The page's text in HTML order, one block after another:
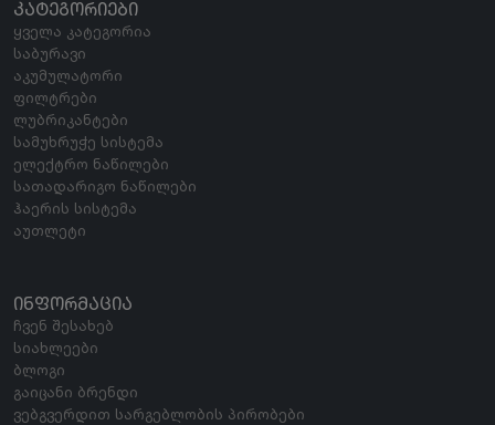
ᲙᲐᲢᲔᲒᲝᲠᲘᲔᲑᲘ
ყველა კატეგორია
საბურავი
აკუმულატორი
ფილტრები
ლუბრიკანტები
სამუხრუჭე სისტემა
ელექტრო ნაწილები
სათადარიგო ნაწილები
ჰაერის სისტემა
აუთლეტი
ᲘᲜᲤᲝᲠᲛᲐᲪᲘᲐ
ჩვენ შესახებ
სიახლეები
ბლოგი
გაიცანი ბრენდი
ვებგვერდით სარგებლობის პირობები